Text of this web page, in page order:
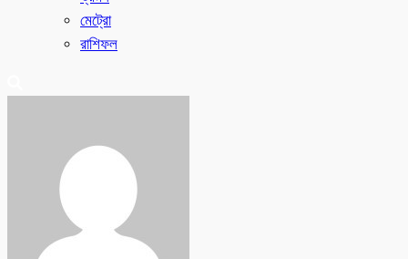
মেট্রো
রাশিফল